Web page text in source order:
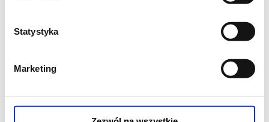
Statystyka
Marketing